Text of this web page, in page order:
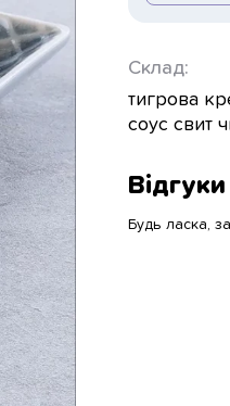
Склад:
тигрова
соус свит
Відгуки
Будь ласка,